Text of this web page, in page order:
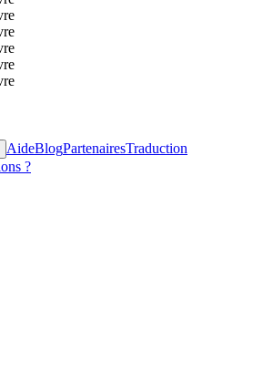
AideBlogPartenairesTraduction
?